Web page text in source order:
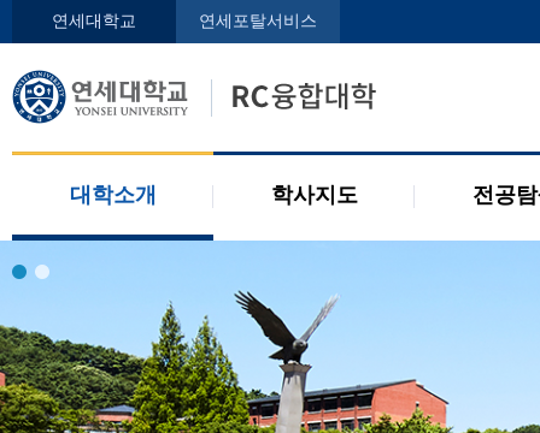
연세대학교 연세포탈서비스
대학소개 학사지도 전공
인사말
오시는 길
학사지도사